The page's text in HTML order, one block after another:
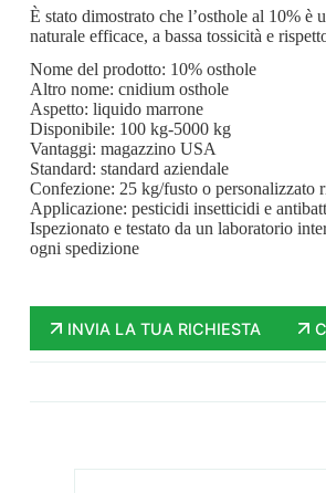
È stato dimostrato che l’osthole al 10% è
naturale efficace, a bassa tossicità e
Nome del prodotto: 10% osthole
Altro nome: cnidium osthole
Aspetto: liquido marrone
Disponibile: 100 kg-5000 kg
Vantaggi: magazzino USA
Standard: standard aziendale
Confezione: 25 kg/fusto o personalizzato
Applicazione: pesticidi insetticidi e
Ispezionato e testato da un laboratorio
ogni spedizione
INVIA LA TUA RICHIESTA